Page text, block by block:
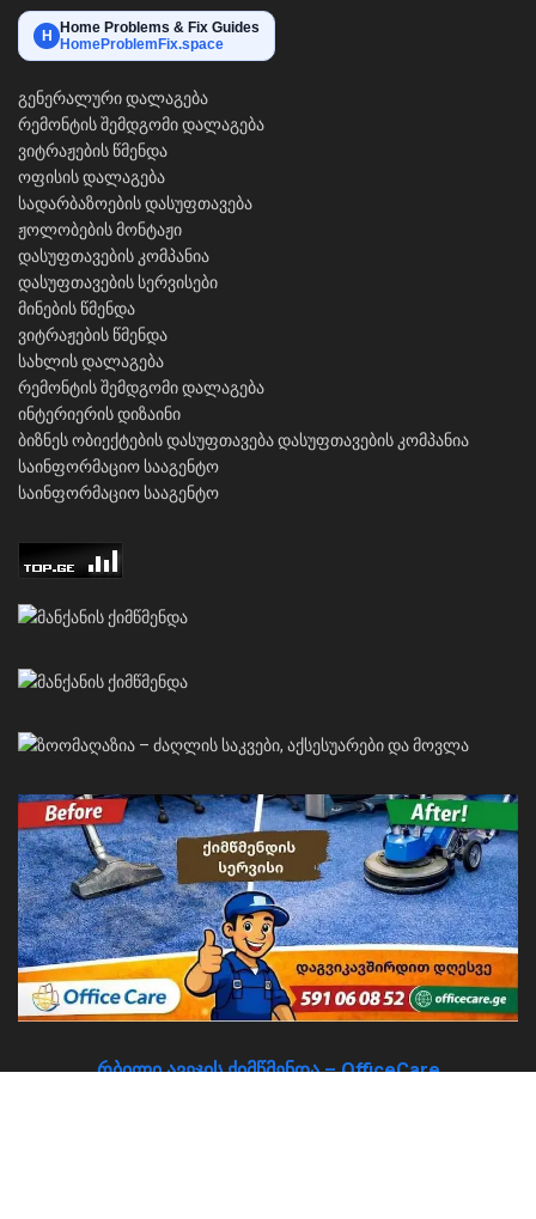
H
Home Problems & Fix Guides
HomeProblemFix.space
გენერალური დალაგება
რემონტის შემდგომი დალაგება
ვიტრაჟების წმენდა
ოფისის დალაგება
სადარბაზოების დასუფთავება
ჟოლობების მონტაჟი
დასუფთავების კომპანია
დასუფთავების სერვისები
მინების წმენდა
ვიტრაჟების წმენდა
სახლის დალაგება
რემონტის შემდგომი დალაგება
ინტერიერის დიზაინი
ბიზნეს ობიექტების დასუფთავებადასუფთავების კომპანია
საინფორმაციო სააგენტო
საინფორმაციო სააგენტო
რბილი ავეჯის ქიმწმენდა – OfficeCare